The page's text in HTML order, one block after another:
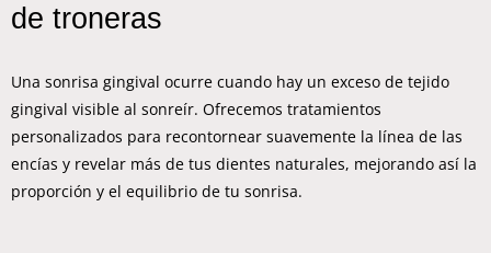
de troneras
Una sonrisa gingival ocurre cuando hay un exceso de tejido
gingival visible al sonreír. Ofrecemos tratamientos
personalizados para recontornear suavemente la línea de las
encías y revelar más de tus dientes naturales, mejorando así la
proporción y el equilibrio de tu sonrisa.